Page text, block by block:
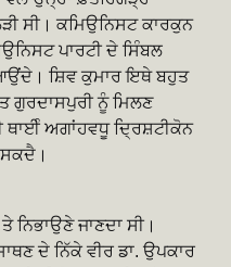
ਸੀ। ਕਮਿਉਨਿਸਟ ਕਾਰਕੁਨ
ਪਾਰਟੀ ਦੇ ਸਿੰਬਲ
ਸ਼ਿਵ ਕੁਮਾਰ ਇਥੇ ਬਹੁਤ
ਗੁਰਦਾਸਪੁਰੀ ਨੂੰ ਮਿਲਣ
ਅਗਾਂਹਵਧੂ ਦ੍ਰਿਸ਼ਟੀਕੋਨ
ਸਕਦੈ।
ਨਿਭਾਉਣੇ ਜਾਣਦਾ ਸੀ।
ਦੇ ਨਿੱਕੇ ਵੀਰ ਡਾ. ਉਪਕਾਰ